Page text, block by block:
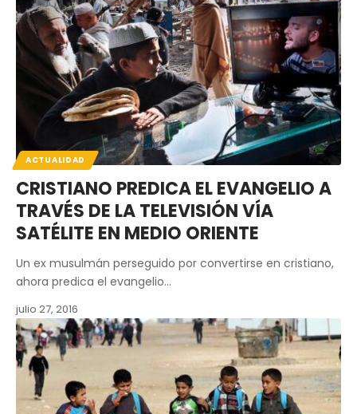
ACTUALIDAD
CRISTIANO PREDICA EL EVANGELIO A
TRAVÉS DE LA TELEVISIÓN VÍA
SATÉLITE EN MEDIO ORIENTE
Un ex musulmán perseguido por convertirse en cristiano,
ahora predica el evangelio…
julio 27, 2016